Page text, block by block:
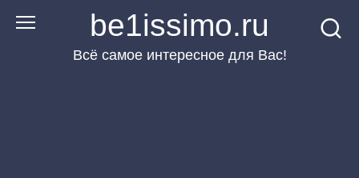
Перейти
be1issimo.ru
Всё самое интересное для Вас!